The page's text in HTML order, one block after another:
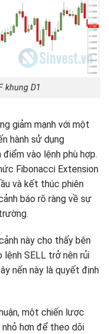
khung D1
giảm mạnh với một
hành sử dụng
vào lệnh phù hợp.
Fibonacci Extension
và kết thúc phiên
báo rõ ràng về sự
này cho thấy bên
lệnh SELL trở nên rủi
nến này là quyết định
một chiến lược
nhỏ hơn để theo dõi